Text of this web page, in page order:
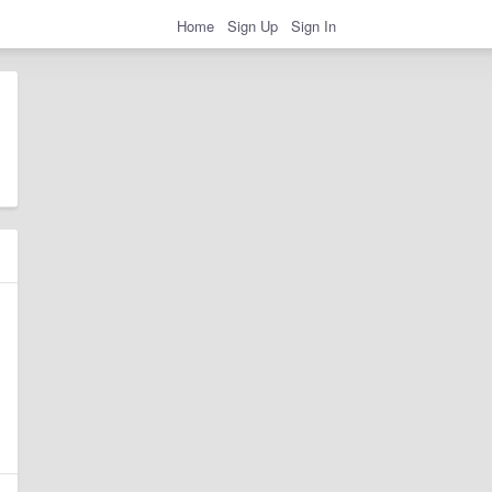
Home Sign Up Sign In